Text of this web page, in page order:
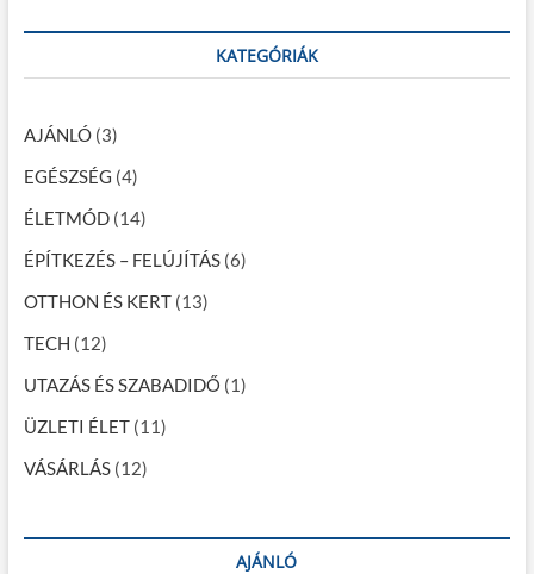
v
i
g
á
c
ó
r
h
KATEGÓRIÁK
AJÁNLÓ(3)
EGÉSZSÉG (4)
ÉLETMÓD(14)
ÉPÍTKEZÉS – FELÚJÍTÁS(6)
OTTHON ÉS KERT(13)
TECH (12)
UTAZÁS ÉS SZABADIDŐ (1)
ÜZLETI ÉLET(11)
VÁSÁRLÁS(12)
AJÁNLÓ